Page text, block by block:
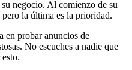
negocio. Al comienzo de su
pero la última es la prioridad.
en probar anuncios de
No escuches a nadie que